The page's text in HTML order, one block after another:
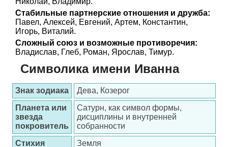
Стабильные партнерские отношения и дружба:
Павел, Алексей, Евгений, Артем, Константин,
Игорь, Виталий.
Сложный союз и возможные противоречия:
Владислав, Глеб, Роман, Ярослав, Тимур.
Символика имени Иванна
Знак зодиака
Дева, Козерог
Планета или
звезда
покровитель
Сатурн, как символ формы,
дисциплины и внутренней
собранности
Стихия
Земля